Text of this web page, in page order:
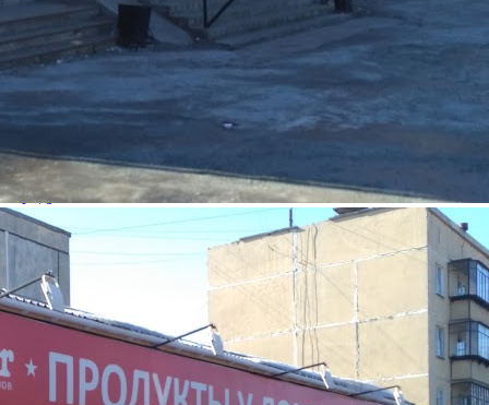
О ритейлере АлисаStar
Название:
АлисаStar
Россия
Основной вид деятельности
Продукты питания
Ценовая категория
СреднийИзменить
Компания основана
1992
Количество объектов в мире
4
Количество объектов в России
4
Представлены в регионах
Чебаркуль